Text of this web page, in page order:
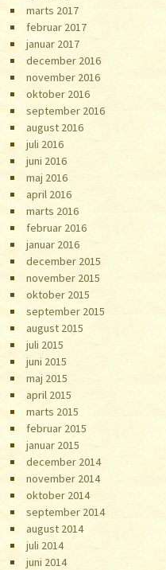
marts 2017
februar 2017
januar 2017
december 2016
november 2016
oktober 2016
september 2016
august 2016
juli 2016
juni 2016
maj 2016
april 2016
marts 2016
februar 2016
januar 2016
december 2015
november 2015
oktober 2015
september 2015
august 2015
juli 2015
juni 2015
maj 2015
april 2015
marts 2015
februar 2015
januar 2015
december 2014
november 2014
oktober 2014
september 2014
august 2014
juli 2014
juni 2014